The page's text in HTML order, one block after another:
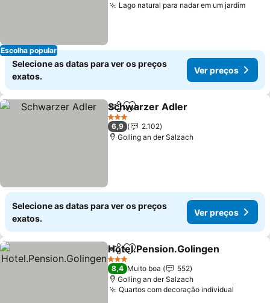
Escolha popular
Lago natural para nadar em um jardimVer
Selecione as datas para ver os preços
exatos.
Ver preços
PartilharAdicionar aos favoritos
Schwarzer Adler
3 Estrelas
6,9
2.102
Golling an der Salzach
Selecione as datas para ver os preços
exatos.
Ver preços
PartilharAdicionar aos favoritos
Hotel.Pension.Golingen
3 Estrelas
8,4 Muito boa
552
Golling an der Salzach
Quartos com decoração individual